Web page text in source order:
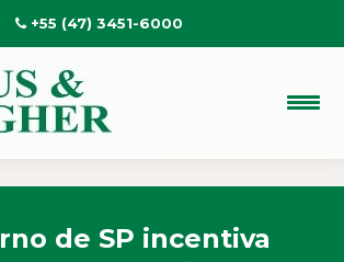
+55 (47) 3451-6000
de SP incentiva